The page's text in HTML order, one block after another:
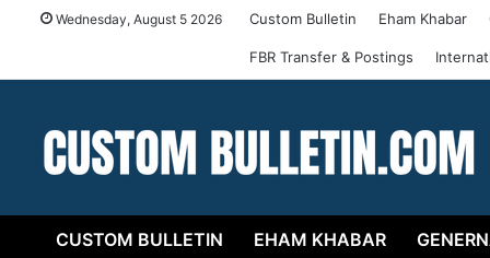
Wednesday, August 5 2026 Custom Bulletin Eham Khabar
FBR Transfer & Postings
CUSTOM BULLETIN EHAM KHABAR